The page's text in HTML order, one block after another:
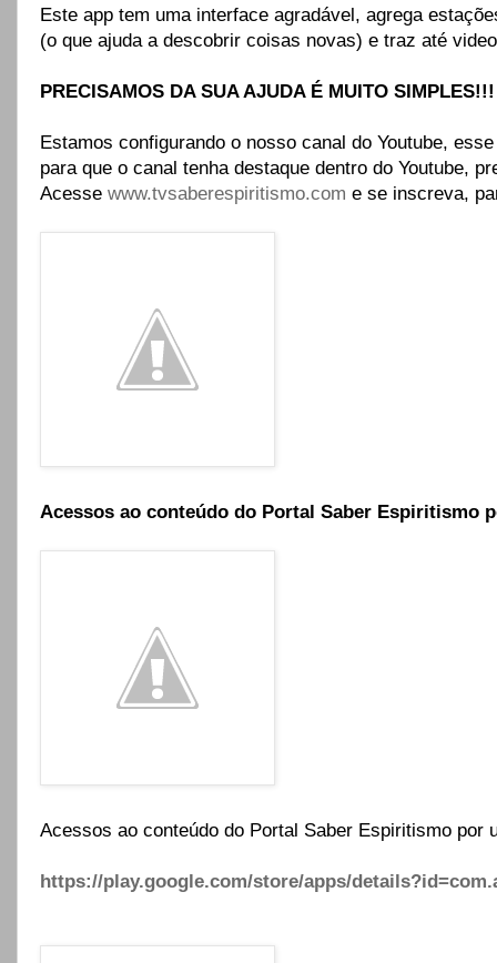
Este app tem uma interface agradável, agrega
(o que ajuda a descobrir coisas novas) e traz até
PRECISAMOS DA SUA AJUDA É MUITO SIMPLES!!!
Estamos configurando o nosso canal do Youtube,
para que o canal tenha destaque dentro do Youtube,
Acesse www.tvsaberespiritismo.com e se inscreva,
Acessos ao conteúdo do Portal Saber Espiritismo
Acessos ao conteúdo do Portal Saber Espiritismo por
https://play.google.com/store/apps/